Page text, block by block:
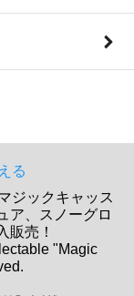
る
ジックキャッス
ア、スノーグロ
販売！
"Magic